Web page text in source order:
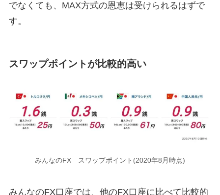
でなくても、MAX方式の恩恵は受けられるはずで
す。
スワップポイントが比較的高い
みんなのFX スワップポイント(2020年8月時点)
みんなのFX口座では、他のFX口座に比べて比較的